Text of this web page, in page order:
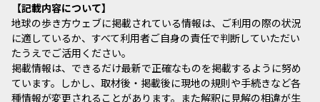
記載内容について
地球の歩き方ウェブに掲載されている情報は、ご利用の際の状況
に適しているか、すべて利用者ご自身の責任で判断していただい
たうえでご活用ください。
掲載情報は、できるだけ最新で正確なものを掲載するように努め
ています。しかし、取材後・掲載後に現地の規則や手続きなど各
種情報が変更されることがあります。また解釈に見解の相違が生